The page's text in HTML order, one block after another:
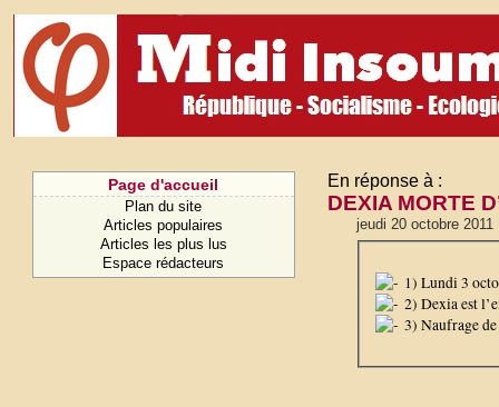
Page d'accueil
Plan du site
Articles populaires
Articles les plus lus
Espace rédacteurs
En réponse à :
DEXIA MORTE
jeudi 20 octobre 2011
1) Lundi 3
2) Dexia est
3) Naufrage